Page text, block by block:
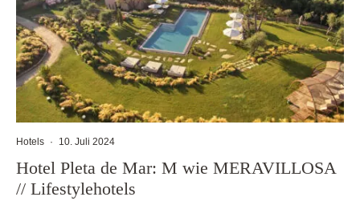
Hotels · 10. Juli 2024
Hotel Pleta de Mar: M wie MERAVILLOSA
// Lifestylehotels